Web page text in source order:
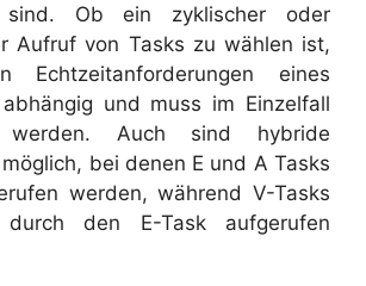
sind. Ob ein zyklischer oder
Aufruf von Tasks zu wählen ist,
eines
und muss im Einzelfall
werden. Auch sind hybride
bei denen E und A Tasks
werden, während V-Tasks
durch den E-Task aufgerufen